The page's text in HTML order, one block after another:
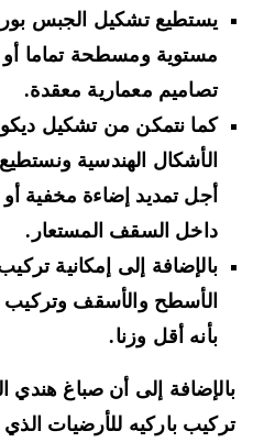
يستطيع تشكيل الجبس
مستوية ومسطحة تماما أو
تصاميم معمارية معقدة.
كما نتمكن من تشكيل
الأشكال الهندسية ونستطيع
أجل تمديد إضاءة مخفية أو
داخل السقف المستعار.
بالإضافة إلى إمكانية تركيب
الأسطح والأسقف وتركيب
بأنه أقل وزنا.
إلى أن صباغ هندي
باركيه للأرضيات الذي